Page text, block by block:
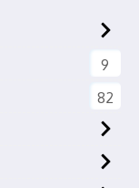
9
82